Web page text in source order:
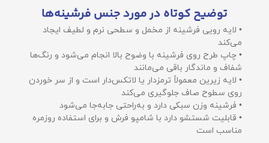
توضیح کوتاه در مورد جنس فرشینه‌ها
• لایه رویی فرشینه از مخمل و سطحی نرم و لطیف ایجاد
می‌کند
• چاپ طرح روی فرشینه با وضوح بالا انجام می‌شود و رنگ‌ها
شفاف و ماندگار باقی می‌مانند
• لایه زیرین معمولاً ترمزدار یا لاتکس‌دار است و از سر خوردن
روی سطوح صاف جلوگیری می‌کند
• فرشینه وزن سبکی دارد و به‌راحتی جابه‌جا می‌شود
• قابلیت شستشو دارد با شامپو فرش و برای استفاده روزمره
مناسب است